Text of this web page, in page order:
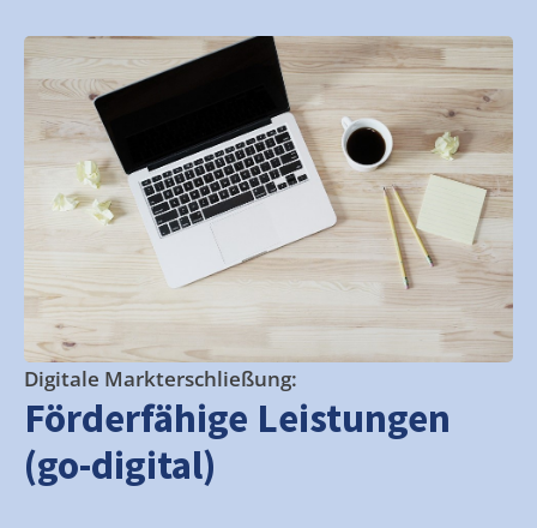
Digitale Markterschließung:
Förderfähige Leistungen
(go-digital)